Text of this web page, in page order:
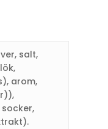
salt,
arom,